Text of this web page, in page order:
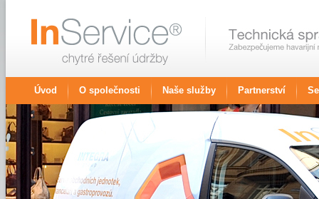
Úvod O společnosti Naše služby Partnerství